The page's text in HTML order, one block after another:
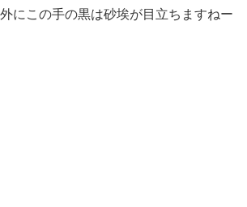
にこの手の黒は砂埃が目立ちますねー